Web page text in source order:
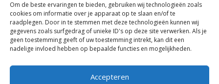
Om de beste ervaringen te bieden, gebruiken wij technologieën zoals
cookies om informatie over je apparaat op te slaan en/of te
raadplegen. Door in te stemmen met deze technologieën kunnen wij
gegevens zoals surfgedrag of unieke ID's op deze site verwerken. Als je
geen toestemming geeft of uw toestemming intrekt, kan dit een
nadelige invloed hebben op bepaalde functies en mogelijkheden.
Accepteren
Kinderkleding
Kinderkleding Nieuw Vennep
Kinderkleding Sassenheim
Kinderkleding Lisse
Kinderkleding Hoofddorp